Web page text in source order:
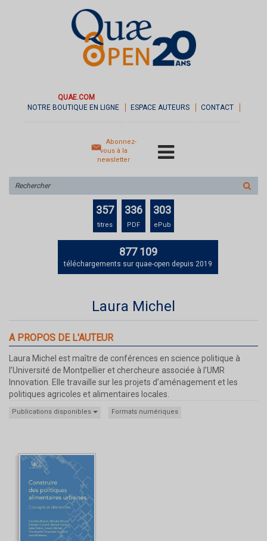
QUAE.COM
NOTRE BOUTIQUE EN LIGNE
ESPACE AUTEURS CONTACT
Abonnez-
vous à la
newsletter
sur
le
357
titres
336
PDF
303
ePub
877 109
téléchargements sur quae-open depuis 2019
Laura Michel
A PROPOS DE L'AUTEUR
Laura Michel est maître de conférences en science politique à
l’Université de Montpellier et chercheure associée à l’UMR
Innovation. Elle travaille sur les projets d’aménagement et les
politiques agricoles et alimentaires locales.
Publications disponibles Formats numériques